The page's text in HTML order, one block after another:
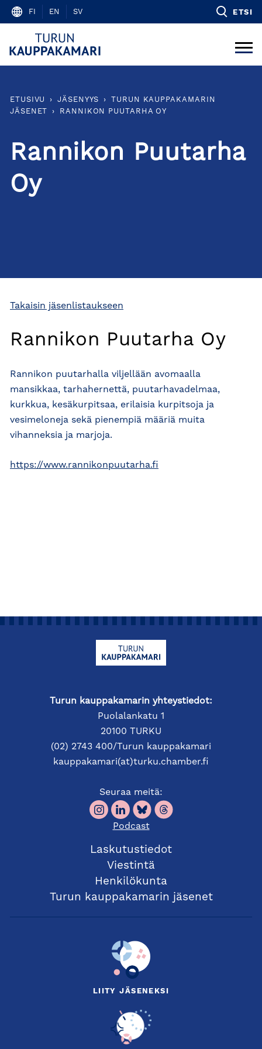
Skip
content
FI EN SV ETSI
ETUSIVU › JÄSENYYS ›
TURUN KAUPPAKAMARIN
JÄSENET
› RANNIKON PUUTARHA OY
Rannikon Puutarha
Oy
Takaisin jäsenlistaukseen
Rannikon Puutarha Oy
Rannikon puutarhalla viljellään avomaalla
mansikkaa, tarhahernettä, puutarhavadelmaa,
kurkkua, kesäkurpitsaa, erilaisia kurpitsoja ja
vesimeloneja sekä pienempiä määriä muita
vihanneksia ja marjoja.
https://www.rannikonpuutarha.fi
Turun kauppakamarin yhteystiedot:
Puolalankatu 1
20100 TURKU
(02) 2743 400/Turun kauppakamari
kauppakamari(at)turku.chamber.fi
Seuraa meitä:
Podcast
Laskutustiedot
Viestintä
Henkilökunta
Turun kauppakamarin jäsenet
LIITY JÄSENEKSI